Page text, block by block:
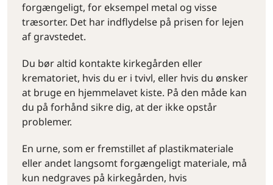
forgængeligt, for eksempel metal og visse
træsorter. Det har indflydelse på prisen for lejen
af gravstedet.
Du bør altid kontakte kirkegården eller
krematoriet, hvis du er i tvivl, eller hvis du ønsker
at bruge en hjemmelavet kiste. På den måde kan
du på forhånd sikre dig, at der ikke opstår
problemer.
En urne, som er fremstillet af plastikmateriale
eller andet langsomt forgængeligt materiale, må
kun nedgraves på kirkegården, hvis